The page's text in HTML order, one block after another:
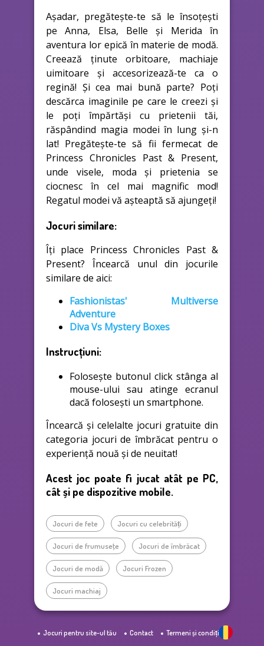
Așadar, pregătește-te să le însoțești
pe Anna, Elsa, Belle și Merida în
aventura lor epică în materie de modă.
Creează ținute orbitoare, machiaje
uimitoare și accesorizează-te ca o
regină! Și cea mai bună parte? Poți
descărca imaginile pe care le creezi și
le poți împărtăși cu prietenii tăi,
răspândind magia modei în lung și-n
lat! Pregătește-te să fii fermecat de
Princess Chronicles Past & Present,
unde visele, moda și prietenia se
ciocnesc în cel mai magnific mod!
Regatul modei vă așteaptă să ajungeți!
Jocuri similare:
Îți place Princess Chronicles Past &
Present? Încearcă unul din jocurile
similare de aici:
Fashionistas' Multiverse
Adventure
Diva Vs Mystery Boxes
Instrucțiuni:
Folosește butonul click stânga al
mouse-ului sau atinge ecranul
dacă folosești un smartphone.
Încearcă și celelalte jocuri gratuite din
categoria jocuri de îmbrăcat pentru o
experiență nouă și de neuitat!
Acest joc poate fi jucat atât pe PC,
cât și pe dispozitive mobile.
Jocuri de fete Jocuri cu celebrități
Jocuri de frumuseţe Jocuri de îmbrăcat
Jocuri de modă Jocuri Frozen
Jocuri machiaj
Jocuri pentru site-ul tău Contact Termeni și condiții